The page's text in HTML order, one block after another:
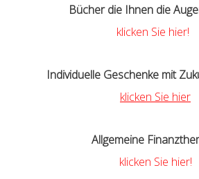
Bücher die Ihnen die
klicken Sie hier!
Individuelle Geschenke mit
klicken Sie hier
Allgemeine
klicken Sie hier!